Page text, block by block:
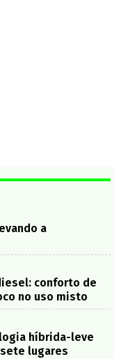
a
conforto de
no uso misto
híbrida-leve
lugares